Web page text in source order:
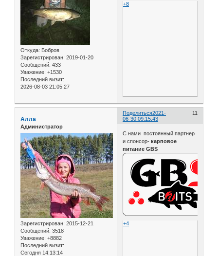
Откуда: Бобров
Зарегистрирован: 2019-01-20
Сообщений: 433
Уважение: +1530
Последний визит:
2026-08-03 21:05:27
+8
Поделиться 11
2021-
06-30 09:15:43
Алла
Администратор
Зарегистрирован: 2015-12-21
Сообщений: 3518
Уважение: +8882
Последний визит:
Сегодня 14:13:14
С нами постоянный партнер
и спонсор-карповое
питание GBS
+4